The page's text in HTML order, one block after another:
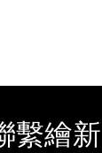
繫繪